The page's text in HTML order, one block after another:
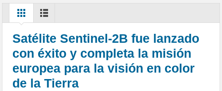
Europea
Satélite Sentinel-2B fue lanzado
con éxito y completa la misión
europea para la visión en color
de la Tierra